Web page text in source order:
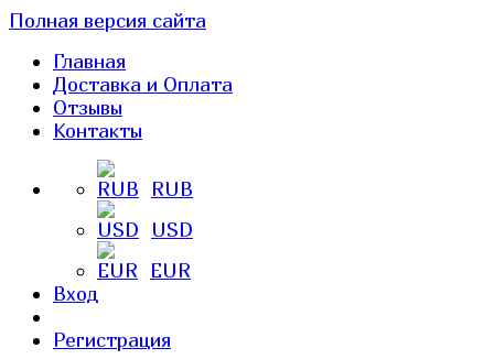
Полная версия сайта
Главная
Доставка и Оплата
Отзывы
Контакты
RUB
USD
EUR
Вход
Регистрация